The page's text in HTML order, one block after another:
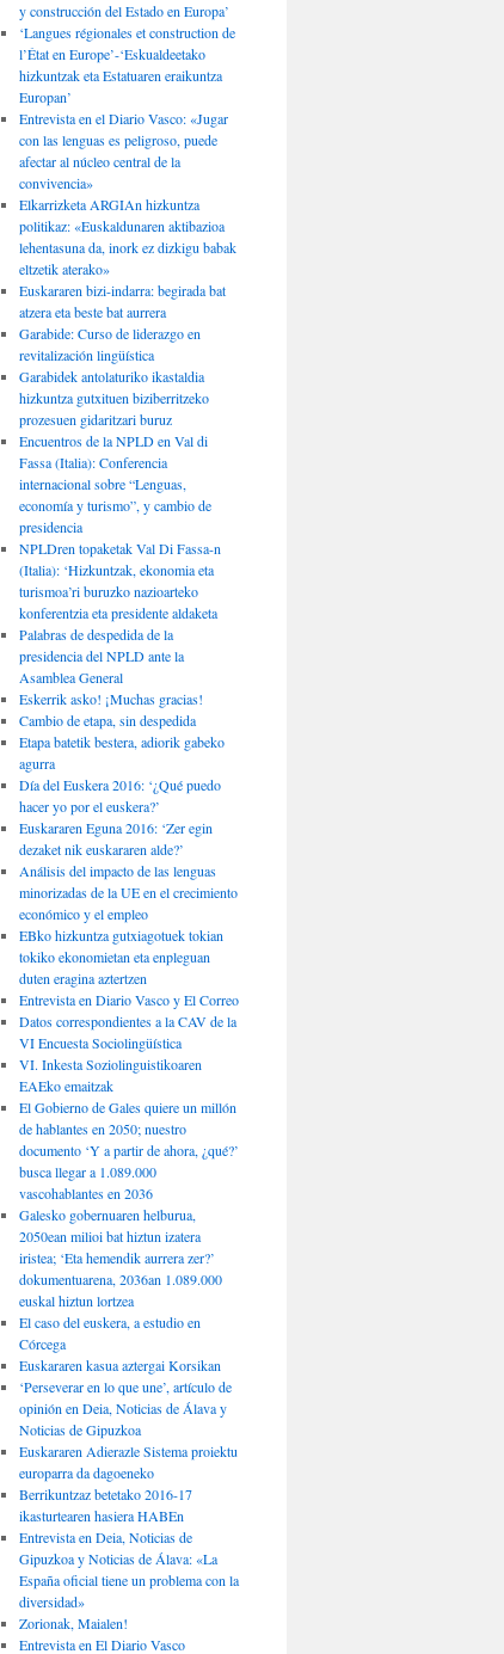
y construcción del Estado en Europa’
‘Langues régionales et construction de
l’État en Europe’-‘Eskualdeetako
hizkuntzak eta Estatuaren eraikuntza
Europan’
Entrevista en el Diario Vasco: «Jugar
con las lenguas es peligroso, puede
afectar al núcleo central de la
convivencia»
Elkarrizketa ARGIAn hizkuntza
politikaz: «Euskaldunaren aktibazioa
lehentasuna da, inork ez dizkigu babak
eltzetik aterako»
Euskararen bizi-indarra: begirada bat
atzera eta beste bat aurrera
Garabide: Curso de liderazgo en
revitalización lingüística
Garabidek antolaturiko ikastaldia
hizkuntza gutxituen biziberritzeko
prozesuen gidaritzari buruz
Encuentros de la NPLD en Val di
Fassa (Italia): Conferencia
internacional sobre “Lenguas,
economía y turismo”, y cambio de
presidencia
NPLDren topaketak Val Di Fassa-n
(Italia): ‘Hizkuntzak, ekonomia eta
turismoa’ri buruzko nazioarteko
konferentzia eta presidente aldaketa
Palabras de despedida de la
presidencia del NPLD ante la
Asamblea General
Eskerrik asko! ¡Muchas gracias!
Cambio de etapa, sin despedida
Etapa batetik bestera, adiorik gabeko
agurra
Día del Euskera 2016: ‘¿Qué puedo
hacer yo por el euskera?’
Euskararen Eguna 2016: ‘Zer egin
dezaket nik euskararen alde?’
Análisis del impacto de las lenguas
minorizadas de la UE en el crecimiento
económico y el empleo
EBko hizkuntza gutxiagotuek tokian
tokiko ekonomietan eta enpleguan
duten eragina aztertzen
Entrevista en Diario Vasco y El Correo
Datos correspondientes a la CAV de la
VI Encuesta Sociolingüística
VI. Inkesta Soziolinguistikoaren
EAEko emaitzak
El Gobierno de Gales quiere un millón
de hablantes en 2050; nuestro
documento ‘Y a partir de ahora, ¿qué?’
busca llegar a 1.089.000
vascohablantes en 2036
Galesko gobernuaren helburua,
2050ean milioi bat hiztun izatera
iristea; ‘Eta hemendik aurrera zer?’
dokumentuarena, 2036an 1.089.000
euskal hiztun lortzea
El caso del euskera, a estudio en
Córcega
Euskararen kasua aztergai Korsikan
‘Perseverar en lo que une’, artículo de
opinión en Deia, Noticias de Álava y
Noticias de Gipuzkoa
Euskararen Adierazle Sistema proiektu
europarra da dagoeneko
Berrikuntzaz betetako 2016-17
ikasturtearen hasiera HABEn
Entrevista en Deia, Noticias de
Gipuzkoa y Noticias de Álava: «La
España oficial tiene un problema con la
diversidad»
Zorionak, Maialen!
Entrevista en El Diario Vasco